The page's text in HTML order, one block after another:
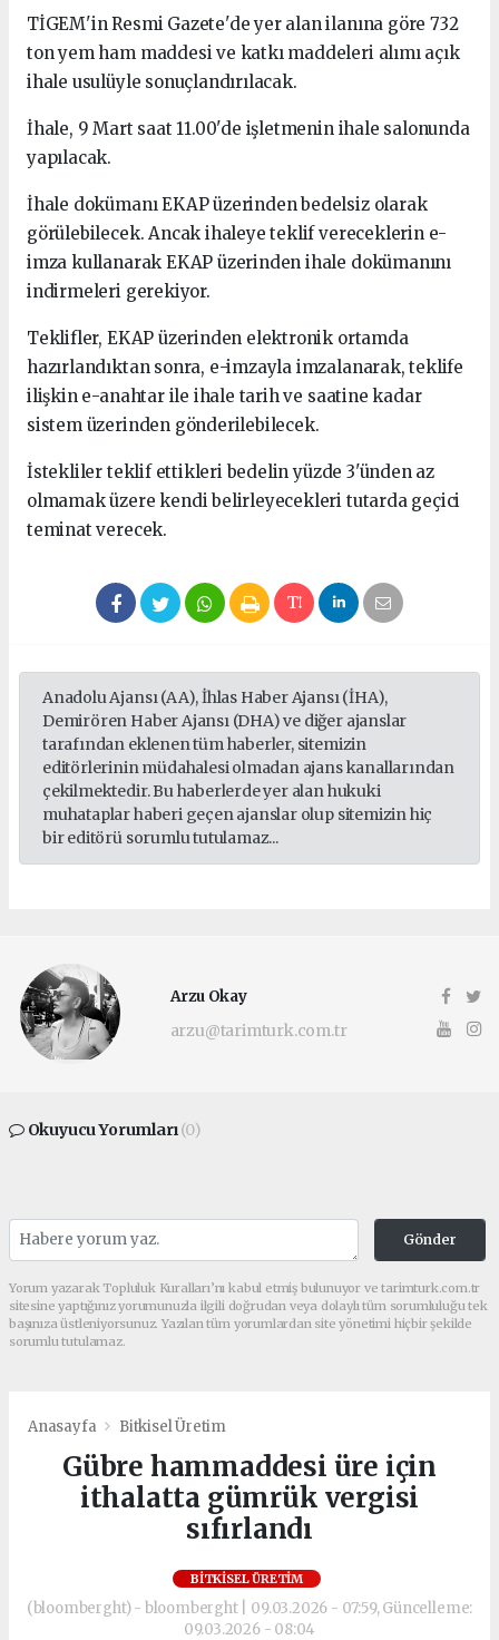
TİGEM'in Resmi Gazete'de yer alan ilanına göre 732
ton yem ham maddesi ve katkı maddeleri alımı açık
ihale usulüyle sonuçlandırılacak.
İhale, 9 Mart saat 11.00'de işletmenin ihale salonunda
yapılacak.
İhale dokümanı EKAP üzerinden bedelsiz olarak
görülebilecek. Ancak ihaleye teklif vereceklerin e-
imza kullanarak EKAP üzerinden ihale dokümanını
indirmeleri gerekiyor.
Teklifler, EKAP üzerinden elektronik ortamda
hazırlandıktan sonra, e-imzayla imzalanarak, teklife
ilişkin e-anahtar ile ihale tarih ve saatine kadar
sistem üzerinden gönderilebilecek.
İstekliler teklif ettikleri bedelin yüzde 3'ünden az
olmamak üzere kendi belirleyecekleri tutarda geçici
teminat verecek.
Anadolu Ajansı (AA), İhlas Haber Ajansı (İHA),
Demirören Haber Ajansı (DHA) ve diğer ajanslar
tarafından eklenen tüm haberler, sitemizin
editörlerinin müdahalesi olmadan ajans kanallarından
çekilmektedir. Bu haberlerde yer alan hukuki
muhataplar haberi geçen ajanslar olup sitemizin hiç
bir editörü sorumlu tutulamaz...
Arzu Okay
arzu@tarimturk.com.tr
Okuyucu Yorumları(0)
Gönder
Yorum yazarak Topluluk Kuralları’nı kabul etmiş bulunuyor ve tarimturk.com.tr
sitesine yaptığınız yorumunuzla ilgili doğrudan veya dolaylı tüm sorumluluğu tek
başınıza üstleniyorsunuz. Yazılan tüm yorumlardan site yönetimi hiçbir şekilde
sorumlu tutulamaz.
Anasayfa Bitkisel Üretim
Gübre hammaddesi üre için
ithalatta gümrük vergisi
sıfırlandı
BITKISEL ÜRETIM
(bloomberght) - bloomberght | 09.03.2026 - 07:59, Güncelleme:
09.03.2026 - 08:04